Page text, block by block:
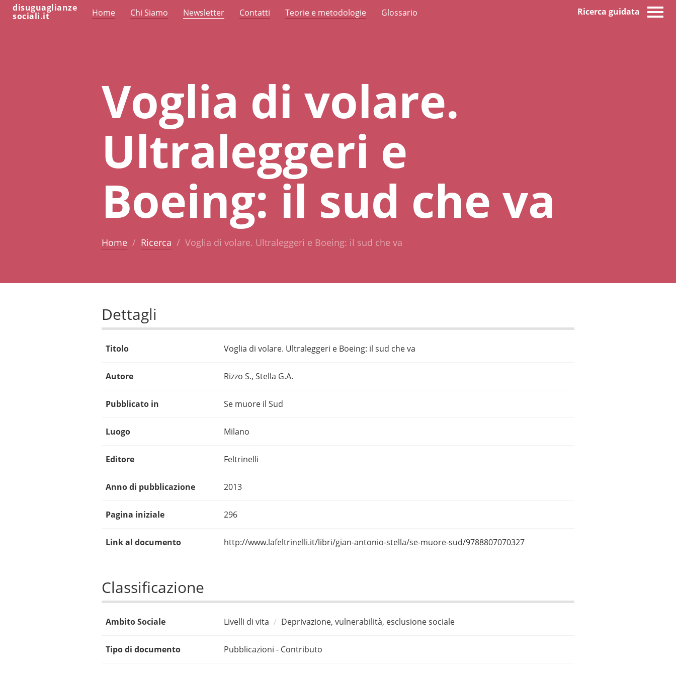
disuguaglianze
sociali.it Home Chi Siamo Newsletter Contatti Teorie e metodologie Glossario Ricerca guidata
Voglia di volare.
Ultraleggeri e
Boeing: il sud che va
Home Ricerca Voglia di volare. Ultraleggeri e Boeing: il sud che va
Dettagli
Titolo Voglia di volare. Ultraleggeri e Boeing: il sud che va
Autore Rizzo S., Stella G.A.
Pubblicato in Se muore il Sud
Luogo Milano
Editore Feltrinelli
Anno di pubblicazione 2013
Pagina iniziale 296
Link al documento http://www.lafeltrinelli.it/libri/gian-antonio-stella/se-muore-sud/9788807070327
Classificazione
Ambito Sociale Livelli di vita Deprivazione, vulnerabilità, esclusione sociale
Tipo di documento Pubblicazioni - Contributo